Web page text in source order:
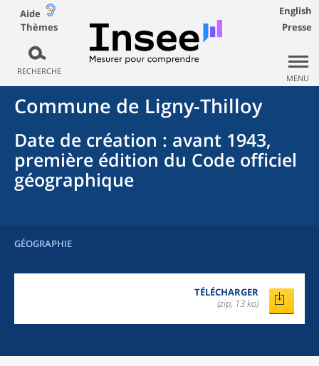
Aide
Thèmes
RECHERCHE
English
Presse
MENU
Commune de Ligny-Thilloy
Date de création : avant 1943,
première édition du Code officiel
géographique
GÉOGRAPHIE
TÉLÉCHARGER
(zip, 13 ko)